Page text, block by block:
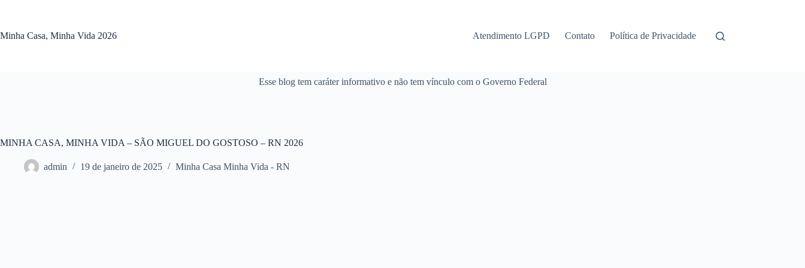
conteúdo
Minha Casa, Minha Vida 2026 Atendimento LGPD Contato Política de Privacidade
Esse blog tem caráter informativo e não tem vínculo com o Governo Federal
MINHA CASA, MINHA VIDA – SÃO MIGUEL DO GOSTOSO – RN 2026
admin 19 de janeiro de 2025 Minha Casa Minha Vida - RN